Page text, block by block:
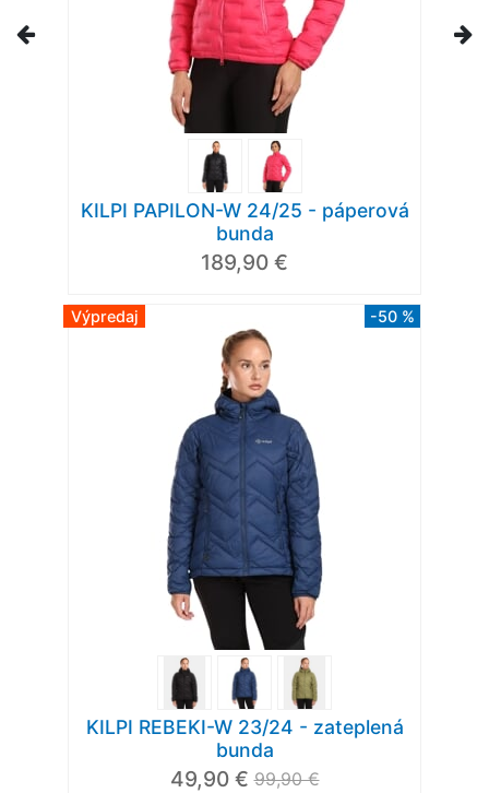
KILPI PAPILON-W 24/25 - páperová
bunda
189,90 €
Výpredaj -50 %
KILPI REBEKI-W 23/24 - zateplená
bunda
49,90 € 99,90 €